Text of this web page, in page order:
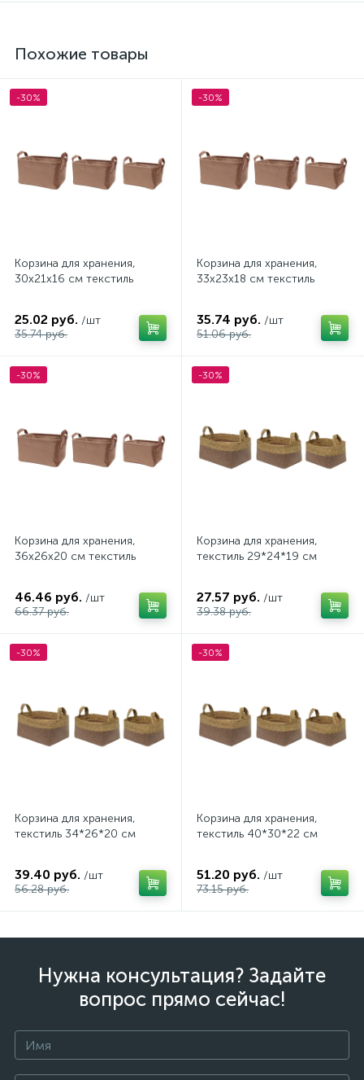
Похожие товары
-30%
Корзина для хранения,
30х21х16 см текстиль
25.02 руб. /шт
35.74 руб.
-30%
Корзина для хранения,
33х23х18 см текстиль
35.74 руб. /шт
51.06 руб.
-30%
Корзина для хранения,
36х26х20 см текстиль
46.46 руб. /шт
66.37 руб.
-30%
Корзина для хранения,
текстиль 29*24*19 см
27.57 руб. /шт
39.38 руб.
-30%
Корзина для хранения,
текстиль 34*26*20 см
39.40 руб. /шт
56.28 руб.
-30%
Корзина для хранения,
текстиль 40*30*22 см
51.20 руб. /шт
73.15 руб.
Нужна консультация? Задайте
вопрос прямо сейчас!